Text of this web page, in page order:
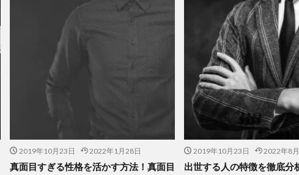
2019年10月23日 2022年1月28日
真面目すぎる性格を活かす方法！真面目
2019年10月23日 2022年8
出世する人の特徴を徹底分